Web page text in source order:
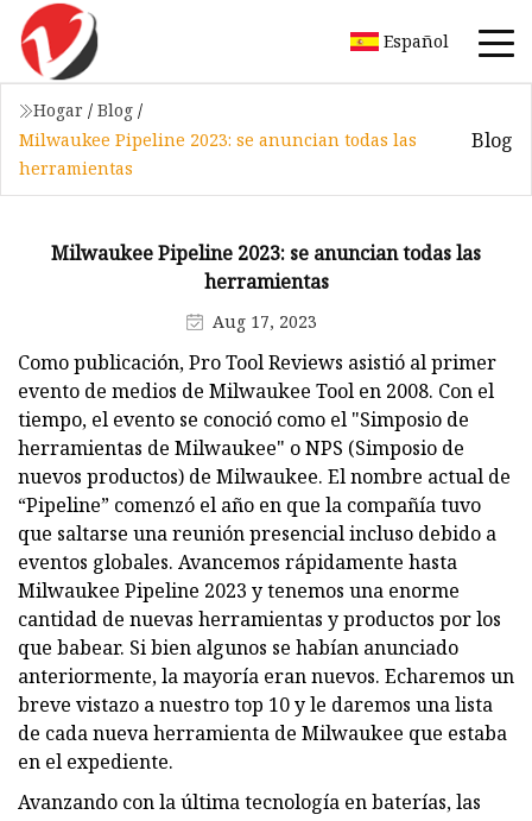
Español
Hogar / Blog /
Milwaukee Pipeline 2023: se anuncian todas las
herramientas
Blog
Milwaukee Pipeline 2023: se anuncian todas las
herramientas
Aug 17, 2023
Como publicación, Pro Tool Reviews asistió al primer
evento de medios de Milwaukee Tool en 2008. Con el
tiempo, el evento se conoció como el "Simposio de
herramientas de Milwaukee" o NPS (Simposio de
nuevos productos) de Milwaukee. El nombre actual de
“Pipeline” comenzó el año en que la compañía tuvo
que saltarse una reunión presencial incluso debido a
eventos globales. Avancemos rápidamente hasta
Milwaukee Pipeline 2023 y tenemos una enorme
cantidad de nuevas herramientas y productos por los
que babear. Si bien algunos se habían anunciado
anteriormente, la mayoría eran nuevos. Echaremos un
breve vistazo a nuestro top 10 y le daremos una lista
de cada nueva herramienta de Milwaukee que estaba
en el expediente.
Avanzando con la última tecnología en baterías, las